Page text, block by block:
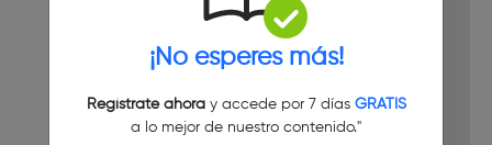
¡No esperes más!
Regístrate ahoray accede por 7 días GRATIS
a lo mejor de nuestro contenido."